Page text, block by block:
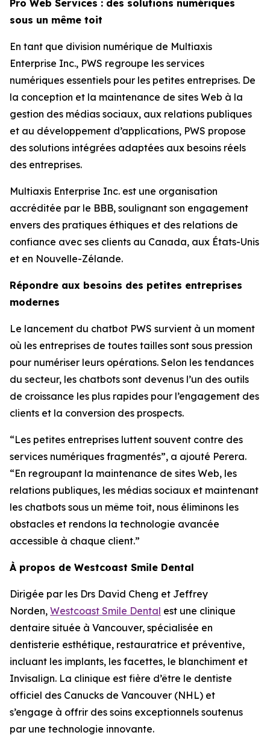
Pro Web Services : des solutions numériques
sous un même toit
En tant que division numérique de Multiaxis
Enterprise Inc., PWS regroupe les services
numériques essentiels pour les petites entreprises. De
la conception et la maintenance de sites Web à la
gestion des médias sociaux, aux relations publiques
et au développement d’applications, PWS propose
des solutions intégrées adaptées aux besoins réels
des entreprises.
Multiaxis Enterprise Inc. est une organisation
accréditée par le BBB, soulignant son engagement
envers des pratiques éthiques et des relations de
confiance avec ses clients au Canada, aux États-Unis
et en Nouvelle-Zélande.
Répondre aux besoins des petites entreprises
modernes
Le lancement du chatbot PWS survient à un moment
où les entreprises de toutes tailles sont sous pression
pour numériser leurs opérations. Selon les tendances
du secteur, les chatbots sont devenus l’un des outils
de croissance les plus rapides pour l’engagement des
clients et la conversion des prospects.
“Les petites entreprises luttent souvent contre des
services numériques fragmentés”, a ajouté Perera.
“En regroupant la maintenance de sites Web, les
relations publiques, les médias sociaux et maintenant
les chatbots sous un même toit, nous éliminons les
obstacles et rendons la technologie avancée
accessible à chaque client.”
À propos de Westcoast Smile Dental
Dirigée par les Drs David Cheng et Jeffrey
Norden, Westcoast Smile Dental est une clinique
dentaire située à Vancouver, spécialisée en
dentisterie esthétique, restauratrice et préventive,
incluant les implants, les facettes, le blanchiment et
Invisalign. La clinique est fière d’être le dentiste
officiel des Canucks de Vancouver (NHL) et
s’engage à offrir des soins exceptionnels soutenus
par une technologie innovante.